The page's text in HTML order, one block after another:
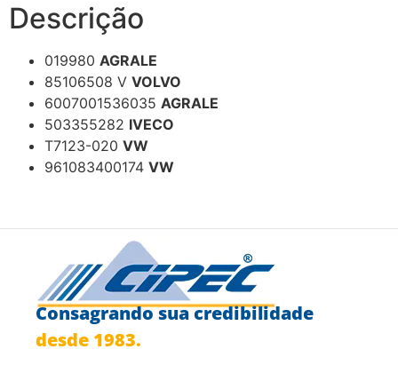
Descrição
019980 AGRALE
85106508 V VOLVO
6007001536035 AGRALE
503355282 IVECO
T7123-020 VW
961083400174 VW
Consagrando sua credibilidade
desde 1983.